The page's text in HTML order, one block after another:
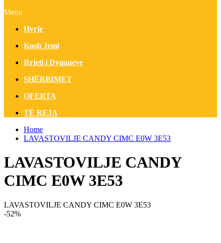
Menu
Hyrje
Kush Jemi
Rrjeti i Dyqaneve
SHËRBIMET
OFERTA
TË REJA
Home
LAVASTOVILJE CANDY CIMC E0W 3E53
LAVASTOVILJE CANDY
CIMC E0W 3E53
LAVASTOVILJE CANDY CIMC E0W 3E53
-52%